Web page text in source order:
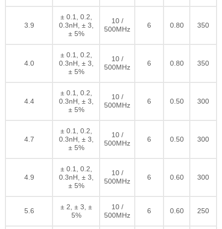
3.9
± 0.1, 0.2,
0.3nH, ± 3,
± 5%
10 /
500MHz
6 0.80 350
4.0
± 0.1, 0.2,
0.3nH, ± 3,
± 5%
10 /
500MHz
6 0.80 350
4.4
± 0.1, 0.2,
0.3nH, ± 3,
± 5%
10 /
500MHz
6 0.50 300
4.7
± 0.1, 0.2,
0.3nH, ± 3,
± 5%
10 /
500MHz
6 0.50 300
4.9
± 0.1, 0.2,
0.3nH, ± 3,
± 5%
10 /
500MHz
6 0.60 300
5.6
± 2, ± 3, ±
5%
10 /
500MHz
6 0.60 250